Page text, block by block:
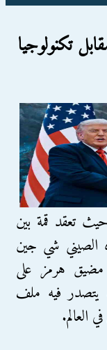
تكنولوجيا
حيث تعقد قمة بين
الصيني شي جين
هرمز على
يتصدر فيه ملف
العالم.